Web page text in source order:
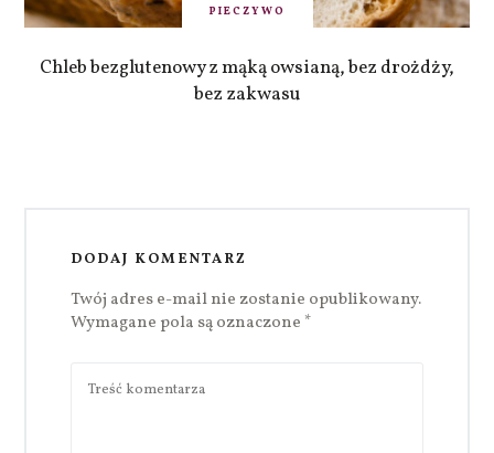
PIECZYWO
Chleb bezglutenowy z mąką owsianą, bez drożdży,
bez zakwasu
DODAJ KOMENTARZ
Twój adres e-mail nie zostanie opublikowany.
Wymagane pola są oznaczone *